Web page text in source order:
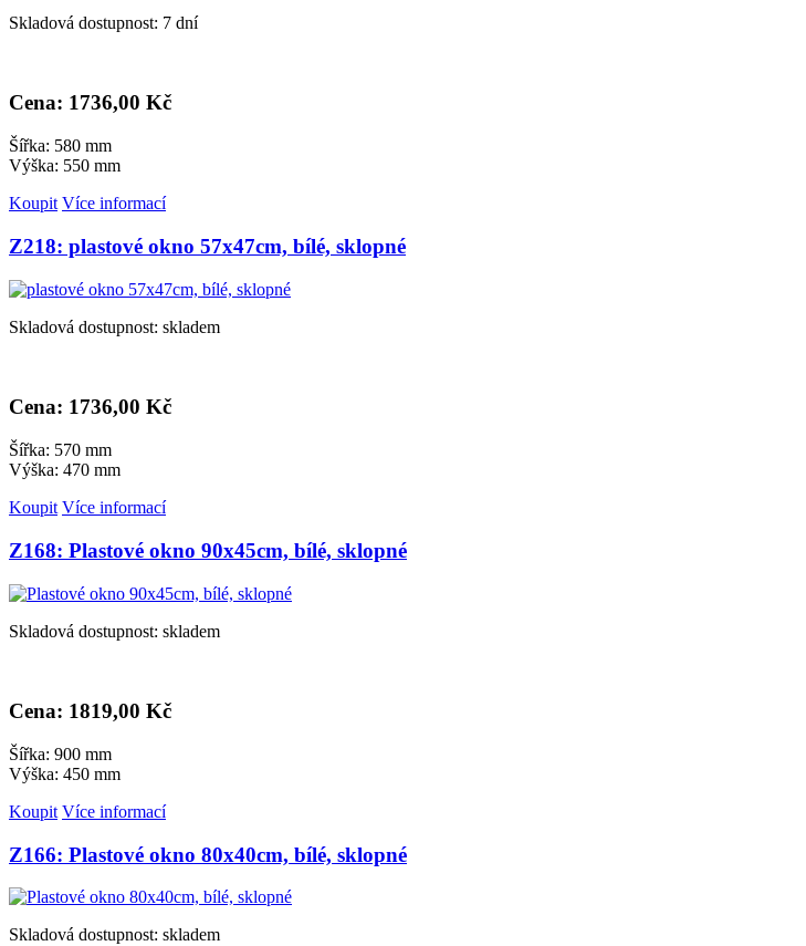
Skladová dostupnost: 7 dní
Cena: 1736,00 Kč
Šířka: 580 mm
Výška: 550 mm
Koupit Více informací
Z218: plastové okno 57x47cm, bílé, sklopné
Skladová dostupnost: skladem
Cena: 1736,00 Kč
Šířka: 570 mm
Výška: 470 mm
Koupit Více informací
Z168: Plastové okno 90x45cm, bílé, sklopné
Skladová dostupnost: skladem
Cena: 1819,00 Kč
Šířka: 900 mm
Výška: 450 mm
Koupit Více informací
Z166: Plastové okno 80x40cm, bílé, sklopné
Skladová dostupnost: skladem